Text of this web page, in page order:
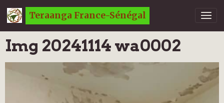
Teraanga France-Sénégal
Img 20241114 wa0002